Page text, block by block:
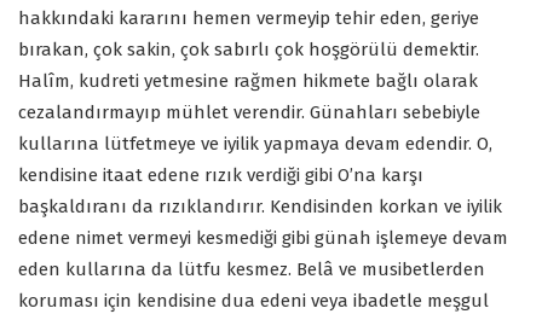
hakkındaki kararını hemen vermeyip tehir eden, geriye
bırakan, çok sakin, çok sabırlı çok hoşgörülü demektir.
Halîm, kudreti yetmesine rağmen hikmete bağlı olarak
cezalandırmayıp mühlet verendir. Günahları sebebiyle
kullarına lütfetmeye ve iyilik yapmaya devam edendir. O,
kendisine itaat edene rızık verdiği gibi O’na karşı
başkaldıranı da rızıklandırır. Kendisinden korkan ve iyilik
edene nimet vermeyi kesmediği gibi günah işlemeye devam
eden kullarına da lütfu kesmez. Belâ ve musibetlerden
koruması için kendisine dua edeni veya ibadetle meşgul